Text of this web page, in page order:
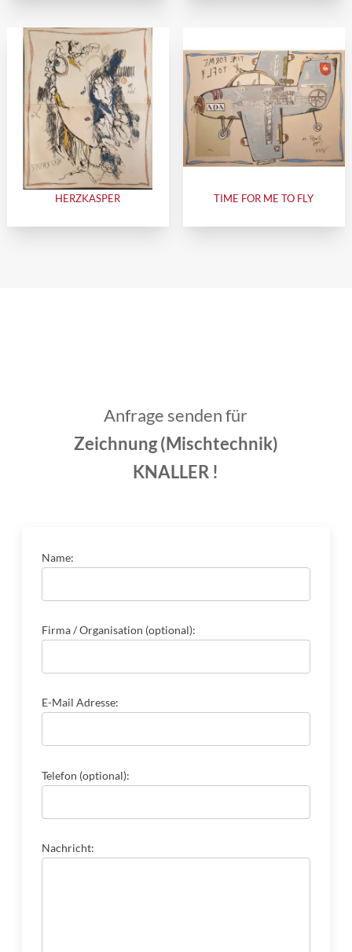
HERZKASPER TIME FOR ME TO FLY
Anfrage senden für
Zeichnung (Mischtechnik)
KNALLER !
Name:
Firma / Organisation (optional):
E-Mail Adresse:
Telefon (optional):
Nachricht: